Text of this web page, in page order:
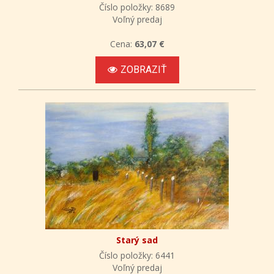
Číslo položky: 8689
Voľný predaj
Cena: 63,07 €
ZOBRAZIŤ
Starý sad
Číslo položky: 6441
Voľný predaj